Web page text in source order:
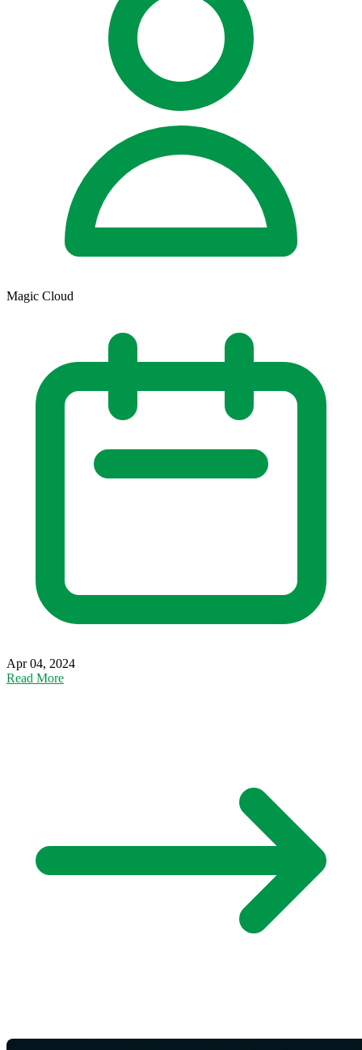
Magic Cloud
Apr 04, 2024
Read More